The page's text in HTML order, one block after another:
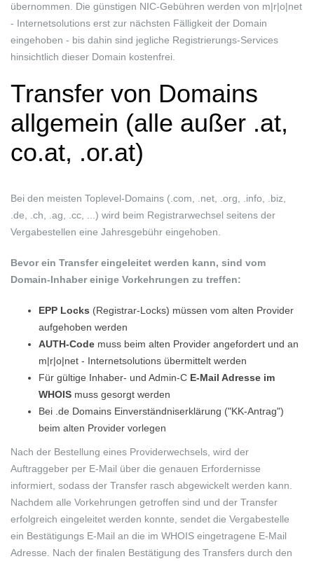
übernommen. Die günstigen NIC-Gebühren werden von m|r|o|net
- Internetsolutions erst zur nächsten Fälligkeit der Domain
eingehoben - bis dahin sind jegliche Registrierungs-Services
hinsichtlich dieser Domain kostenfrei.
Transfer von Domains
allgemein (alle außer .at,
co.at, .or.at)
Bei den meisten Toplevel-Domains (.com, .net, .org, .info, .biz,
.de, .ch, .ag, .cc, ...) wird beim Registrarwechsel seitens der
Vergabestellen eine Jahresgebühr eingehoben.
Bevor ein Transfer eingeleitet werden kann, sind vom
Domain-Inhaber einige Vorkehrungen zu treffen:
EPP Locks (Registrar-Locks) müssen vom alten Provider
aufgehoben werden
AUTH-Code muss beim alten Provider angefordert und an
m|r|o|net - Internetsolutions übermittelt werden
Für gültige Inhaber- und Admin-C E-Mail Adresse im
WHOIS muss gesorgt werden
Bei .de Domains Einverständniserklärung ("KK-Antrag")
beim alten Provider vorlegen
Nach der Bestellung eines Providerwechsels, wird der
Auftraggeber per E-Mail über die genauen Erfordernisse
informiert, sodass der Transfer rasch abgewickelt werden kann.
Nachdem alle Vorkehrungen getroffen sind und der Transfer
erfolgreich eingeleitet werden konnte, sendet die Vergabestelle
ein Bestätigungs E-Mail an die im WHOIS eingetragene E-Mail
Adresse. Nach der finalen Bestätigung des Transfers durch den